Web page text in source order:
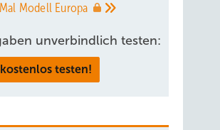
Modell Europa
unverbindlich testen:
testen!